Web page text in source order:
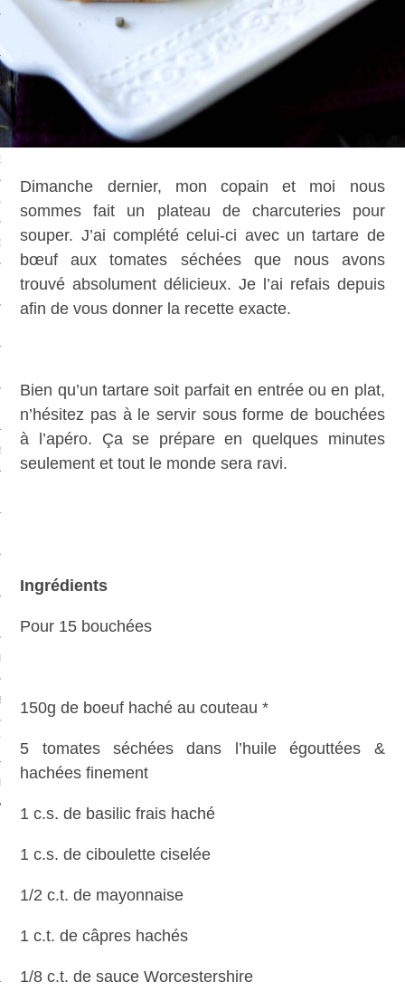
& FRUITS DE MER
UNIS
Dimanche dernier, mon copain et moi nous
sommes fait un plateau de charcuteries pour
souper. J’ai complété celui-ci avec un tartare de
bœuf aux tomates séchées que nous avons
trouvé absolument délicieux. Je l’ai refais depuis
afin de vous donner la recette exacte.
Bien qu’un tartare soit parfait en entrée ou en plat,
n’hésitez pas à le servir sous forme de bouchées
à l’apéro. Ça se prépare en quelques minutes
seulement et tout le monde sera ravi.
Ingrédients
Pour 15 bouchées
150g de boeuf haché au couteau *
5 tomates séchées dans l’huile égouttées &
hachées finement
1 c.s. de basilic frais haché
1 c.s. de ciboulette ciselée
1/2 c.t. de mayonnaise
1 c.t. de câpres hachés
1/8 c.t. de sauce Worcestershire